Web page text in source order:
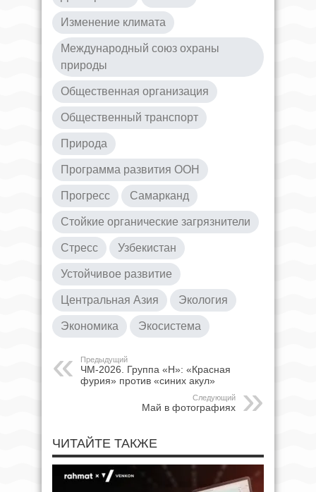
Изменение климата
Международный союз охраны
природы
Общественная организация
Общественный транспорт
Природа
Программа развития ООН
Прогресс Самарканд
Стойкие органические загрязнители
Стресс Узбекистан
Устойчивое развитие
Центральная Азия Экология
Экономика Экосистема
Предыдущий
ЧМ-2026. Группа «H»: «Красная
фурия» против «синих акул»
Следующий
Май в фотографиях
ЧИТАЙТЕ ТАКЖЕ